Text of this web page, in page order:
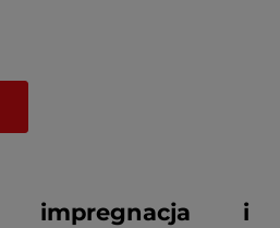
impregnacja i